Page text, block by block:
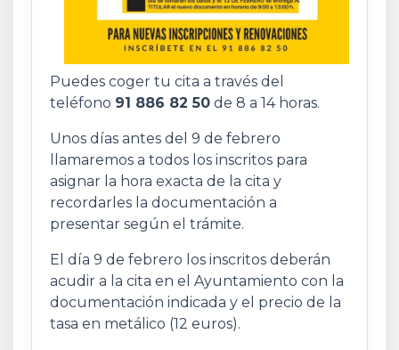
Puedes coger tu cita a través del
teléfono 91 886 82 50 de 8 a 14 horas.
Unos días antes del 9 de febrero
llamaremos a todos los inscritos para
asignar la hora exacta de la cita y
recordarles la documentación a
presentar según el trámite.
El día 9 de febrero los inscritos deberán
acudir a la cita en el Ayuntamiento con la
documentación indicada y el precio de la
tasa en metálico (12 euros).